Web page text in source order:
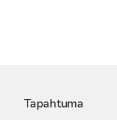
Tapahtuma